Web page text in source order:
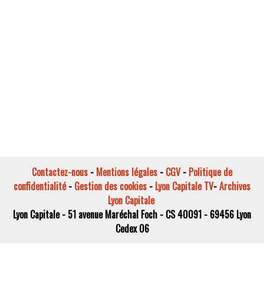
Contactez-nous - Mentions légales - CGV- Politique de
confidentialité- Gestion des cookies - Lyon Capitale TV-Archives
Lyon Capitale
Lyon Capitale - 51 avenue Maréchal Foch - CS 40091 - 69456 Lyon
Cedex 06